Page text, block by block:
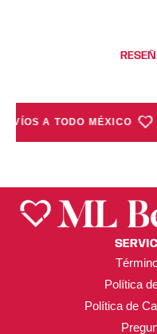
A TODO MÉXICO
Política
Política de